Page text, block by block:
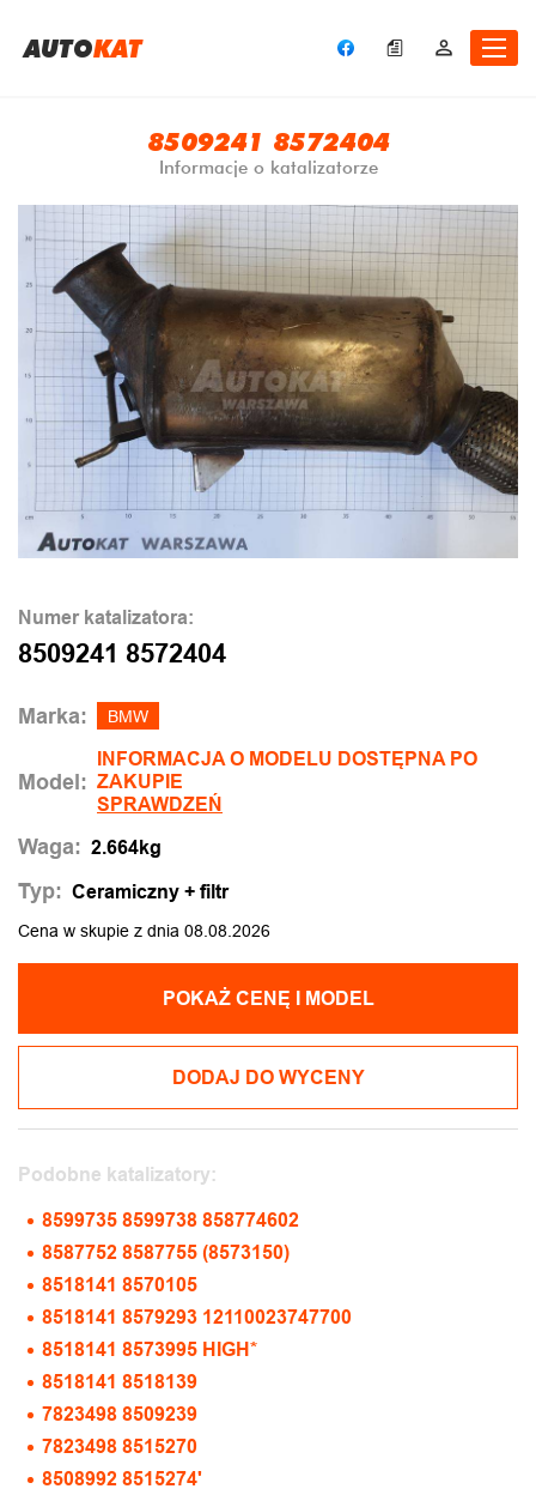
AUTOKAT
8509241 8572404
Informacje o katalizatorze
Numer katalizatora:
8509241 8572404
Marka: BMW
Model:
INFORMACJA O MODELU DOSTĘPNA PO
ZAKUPIE
SPRAWDZEŃ
Waga: 2.664kg
Typ: Ceramiczny + filtr
Cena w skupie z dnia 08.08.2026
POKAŻ CENĘ I MODEL
DODAJ DO WYCENY
Podobne katalizatory:
8599735 8599738 858774602
8587752 8587755 (8573150)
8518141 8570105
8518141 8579293 12110023747700
8518141 8573995 HIGH*
8518141 8518139
7823498 8509239
7823498 8515270
8508992 8515274'